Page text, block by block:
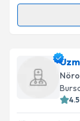
Ass. Dr.
oluşturun.
takvim
4.5